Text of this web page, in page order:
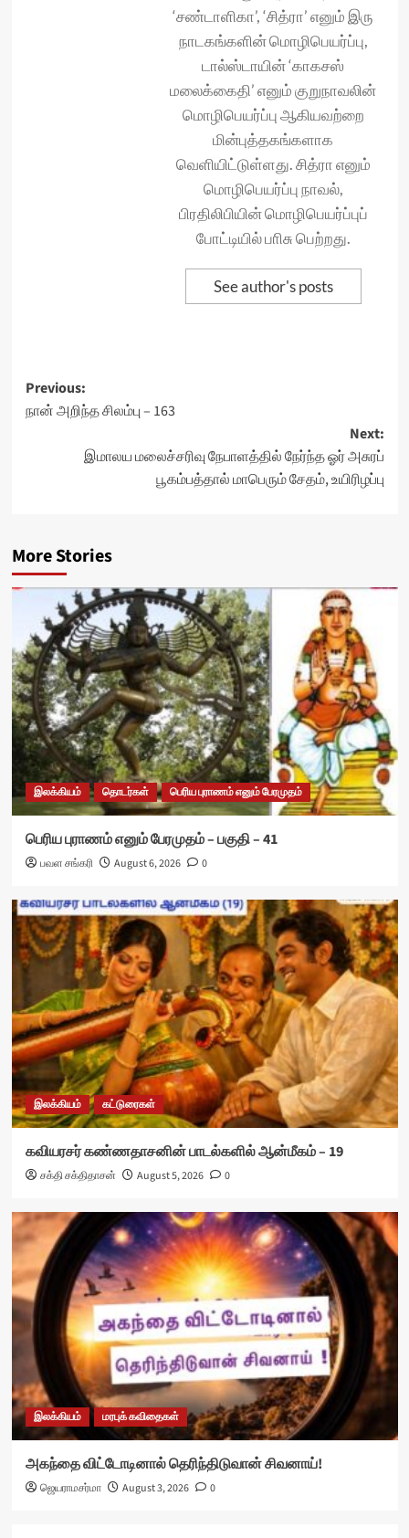
‘சண்டாளிகா’, ‘சித்ரா’ எனும் இரு
நாடகங்களின் மொழிபெயர்ப்பு,
டால்ஸ்டாயின் ‘காகசஸ்
மலைக்கைதி’ எனும் குறுநாவலின்
மொழிபெயர்ப்பு ஆகியவற்றை
மின்புத்தகங்களாக
வெளியிட்டுள்ளது. சித்ரா எனும்
மொழிபெயர்ப்பு நாவல்,
பிரதிலிபியின் மொழிபெயர்ப்புப்
போட்டியில் பாிசு பெற்றது.
See author's posts
Post
navigation
Previous:
நான் அறிந்த சிலம்பு – 163
Next:
இமாலய மலைச்சரிவு நேபாளத்தில் நேர்ந்த ஓர் அசுரப்
பூகம்பத்தால் மாபெரும் சேதம், உயிரிழப்பு
More Stories
இலக்கியம் தொடர்கள் பெரிய புராணம் எனும் பேரமுதம்
பெரிய புராணம் எனும் பேரமுதம் – பகுதி – 41
பவள சங்கரி August 6, 2026 0
இலக்கியம் கட்டுரைகள்
கவியரசர் கண்ணதாசனின் பாடல்களில் ஆன்மீகம் – 19
சக்தி சக்திதாசன் August 5, 2026 0
இலக்கியம் மரபுக் கவிதைகள்
அகந்தை விட்டோடினால் தெரிந்திடுவான் சிவனாய்!
ஜெயராமசர்மா August 3, 2026 0